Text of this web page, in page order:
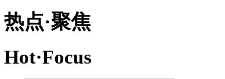
热点·聚焦
Hot·Focus